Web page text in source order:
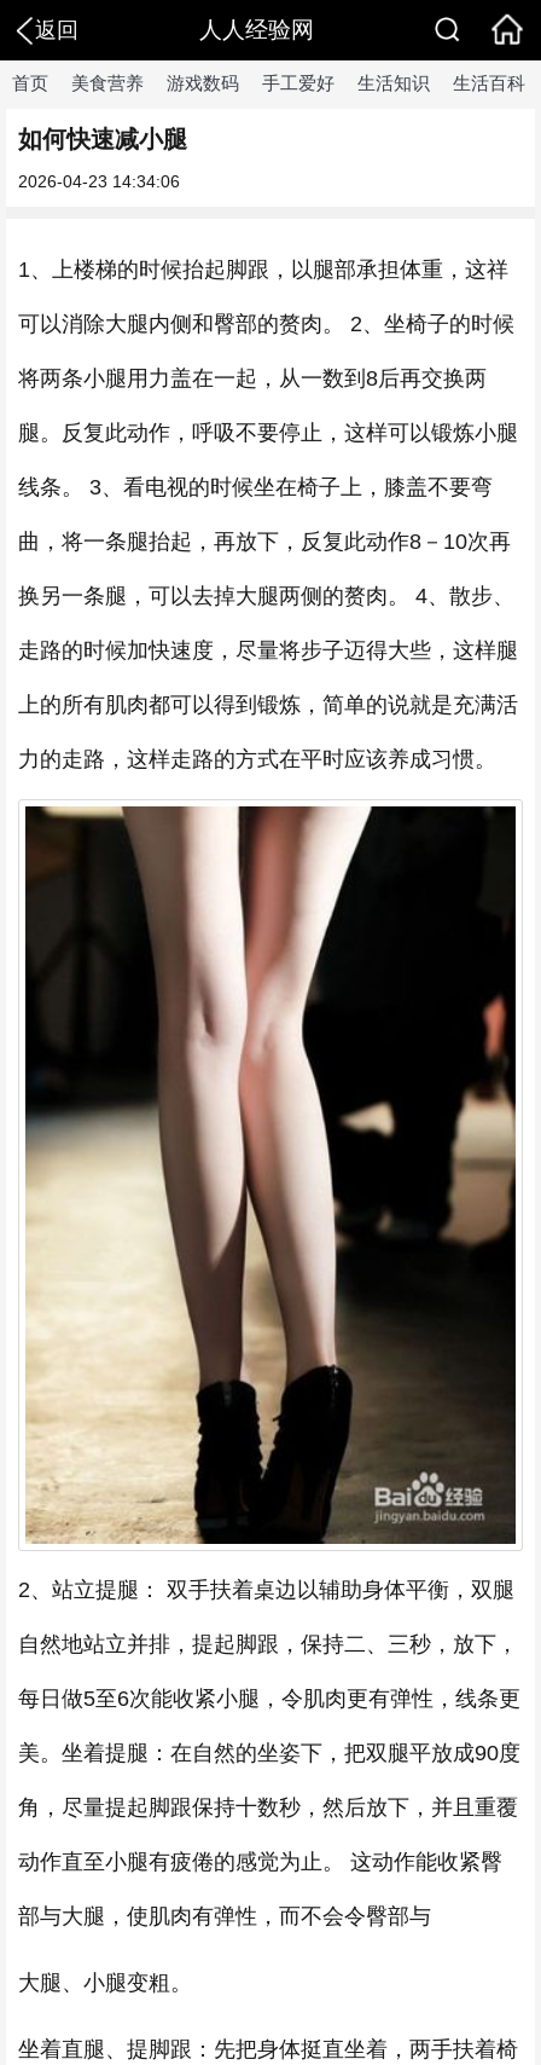
返回 人人经验网
首页 美食营养 游戏数码 手工爱好 生活知识 生活百科
如何快速减小腿
2026-04-23 14:34:06
1、上楼梯的时候抬起脚跟，以腿部承担体重，这祥
可以消除大腿内侧和臀部的赘肉。 2、坐椅子的时候
将两条小腿用力盖在一起，从一数到8后再交换两
腿。反复此动作，呼吸不要停止，这样可以锻炼小腿
线条。 3、看电视的时候坐在椅子上，膝盖不要弯
曲，将一条腿抬起，再放下，反复此动作8－10次再
换另一条腿，可以去掉大腿两侧的赘肉。 4、散步、
走路的时候加快速度，尽量将步子迈得大些，这样腿
上的所有肌肉都可以得到锻炼，简单的说就是充满活
力的走路，这样走路的方式在平时应该养成习惯。
2、站立提腿： 双手扶着桌边以辅助身体平衡，双腿
自然地站立并排，提起脚跟，保持二、三秒，放下，
每日做5至6次能收紧小腿，令肌肉更有弹性，线条更
美。坐着提腿：在自然的坐姿下，把双腿平放成90度
角，尽量提起脚跟保持十数秒，然后放下，并且重覆
动作直至小腿有疲倦的感觉为止。 这动作能收紧臀
部与大腿，使肌肉有弹性，而不会令臀部与
大腿、小腿变粗。
坐着直腿、提脚跟：先把身体挺直坐着，两手扶着椅